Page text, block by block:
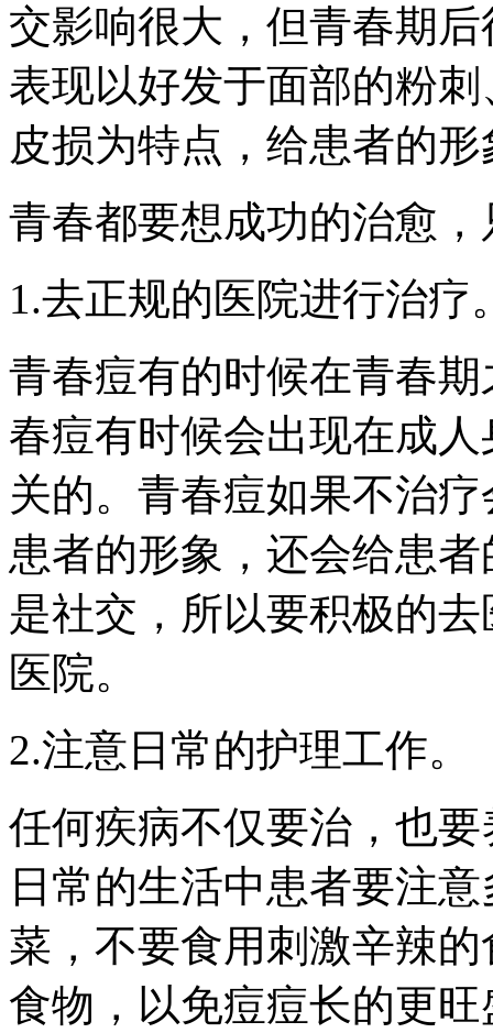
交影响很大，但青春期
表现以好发于面部的粉
皮损为特点，给患者的
青春都要想成功的治愈
1.去正规的医院进行治疗
青春痘有的时候在青春
春痘有时候会出现在成
关的。青春痘如果不治
患者的形象，还会给患
是社交，所以要积极的
医院。
2.注意日常的护理工作。
任何疾病不仅要治，也
日常的生活中患者要注
菜，不要食用刺激辛辣
食物，以免痘痘长的更